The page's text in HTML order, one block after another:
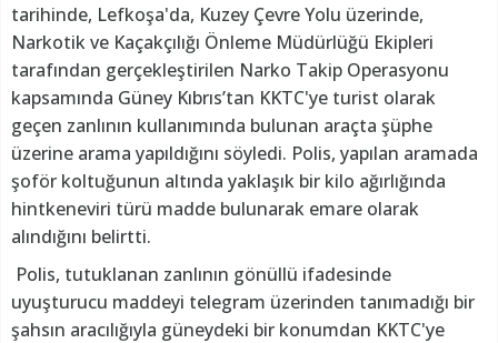
tarihinde, Lefkoşa'da, Kuzey Çevre Yolu üzerinde,
Narkotik ve Kaçakçılığı Önleme Müdürlüğü Ekipleri
tarafından gerçekleştirilen Narko Takip Operasyonu
kapsamında Güney Kıbrıs’tan KKTC'ye turist olarak
geçen zanlının kullanımında bulunan araçta şüphe
üzerine arama yapıldığını söyledi. Polis, yapılan aramada
şoför koltuğunun altında yaklaşık bir kilo ağırlığında
hintkeneviri türü madde bulunarak emare olarak
alındığını belirtti.
Polis, tutuklanan zanlının gönüllü ifadesinde
uyuşturucu maddeyi telegram üzerinden tanımadığı bir
şahsın aracılığıyla güneydeki bir konumdan KKTC'ye